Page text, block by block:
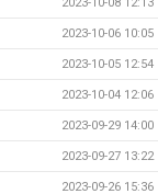
2023-10-06 10:05
2023-10-05 12:54
2023-10-04 12:06
2023-09-29 14:00
2023-09-27 13:22
2023-09-26 15:36